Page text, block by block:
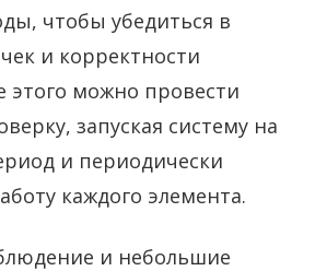
чтобы убедиться в
и корректности
этого можно провести
запуская систему на
и периодически
каждого элемента.
и небольшие